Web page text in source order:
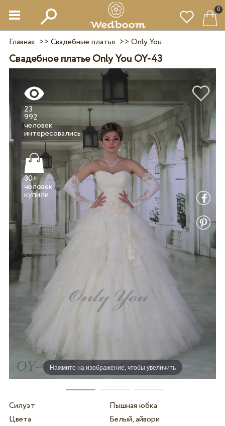
0
Главная >> Свадебные платья >> Only You
Свадебное платье Only You OY-43
Нажмите на изображение, чтобы увеличить
23
992
человек
30+
человек
Силуэт
Пышная юбка
Цвета
Белый, айвори